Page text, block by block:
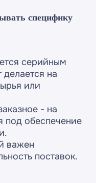
специфику
серийным
на
или
- на
под обеспечение
важен
поставок.